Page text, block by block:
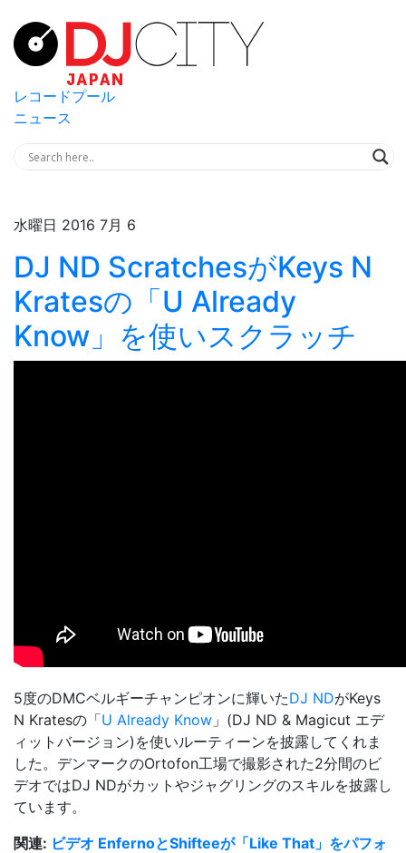
レコードプール
ニュース
水曜日 2016 7月 6
DJ ND ScratchesがKeys N
Kratesの「U Already
Know」を使いスクラッチ
5度のDMCベルギーチャンピオンに輝いたDJ NDがKeys
N Kratesの「U Already Know 」(DJ ND & Magicut エデ
ィットバージョン)を使いルーティーンを披露してくれま
した。デンマークのOrtofon工場で撮影された2分間のビ
デオではDJ NDがカットやジャグリングのスキルを披露し
ています。
関連: ビデオ EnfernoとShifteeが「Like That」をパフォ